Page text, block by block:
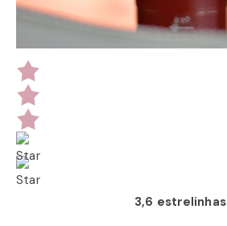
3,6 estrelinhas